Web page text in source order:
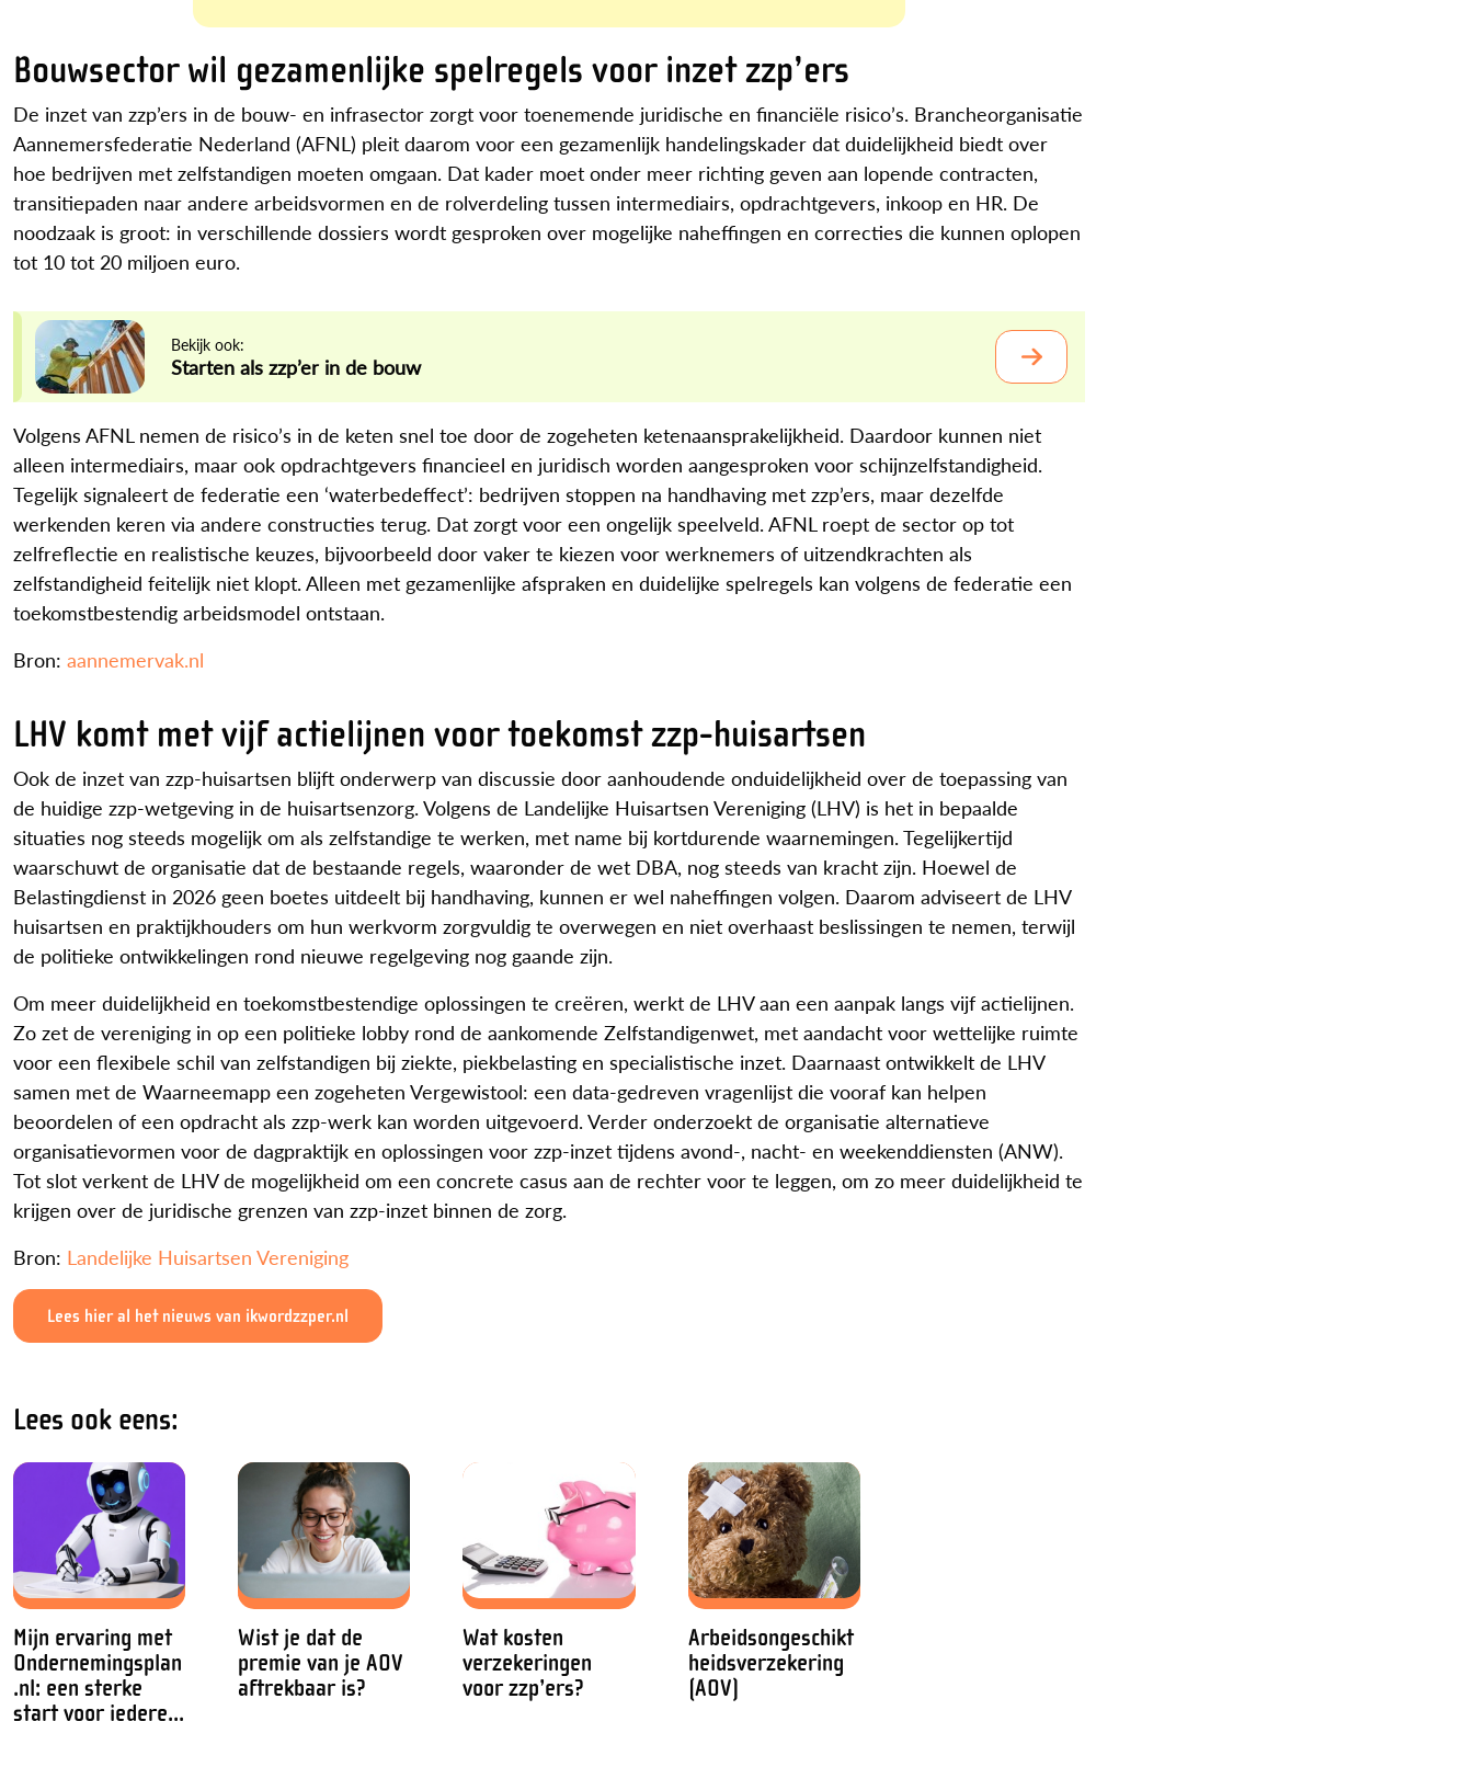
Bouwsector wil gezamenlijke spelregels voor inzet zzp’ers
De inzet van zzp’ers in de bouw- en infrasector zorgt voor toenemende juridische en financiële risico’s. Brancheorganisatie
Aannemersfederatie Nederland (AFNL) pleit daarom voor een gezamenlijk handelingskader dat duidelijkheid biedt over
hoe bedrijven met zelfstandigen moeten omgaan. Dat kader moet onder meer richting geven aan lopende contracten,
transitiepaden naar andere arbeidsvormen en de rolverdeling tussen intermediairs, opdrachtgevers, inkoop en HR. De
noodzaak is groot: in verschillende dossiers wordt gesproken over mogelijke naheffingen en correcties die kunnen oplopen
tot 10 tot 20 miljoen euro.
Bekijk ook:
Starten als zzp’er in de bouw
Volgens AFNL nemen de risico’s in de keten snel toe door de zogeheten ketenaansprakelijkheid. Daardoor kunnen niet
alleen intermediairs, maar ook opdrachtgevers financieel en juridisch worden aangesproken voor schijnzelfstandigheid.
Tegelijk signaleert de federatie een ‘waterbedeffect’: bedrijven stoppen na handhaving met zzp’ers, maar dezelfde
werkenden keren via andere constructies terug. Dat zorgt voor een ongelijk speelveld. AFNL roept de sector op tot
zelfreflectie en realistische keuzes, bijvoorbeeld door vaker te kiezen voor werknemers of uitzendkrachten als
zelfstandigheid feitelijk niet klopt. Alleen met gezamenlijke afspraken en duidelijke spelregels kan volgens de federatie een
toekomstbestendig arbeidsmodel ontstaan.
Bron: aannemervak.nl
LHV komt met vijf actielijnen voor toekomst zzp-huisartsen
Ook de inzet van zzp-huisartsen blijft onderwerp van discussie door aanhoudende onduidelijkheid over de toepassing van
de huidige zzp-wetgeving in de huisartsenzorg. Volgens de Landelijke Huisartsen Vereniging (LHV) is het in bepaalde
situaties nog steeds mogelijk om als zelfstandige te werken, met name bij kortdurende waarnemingen. Tegelijkertijd
waarschuwt de organisatie dat de bestaande regels, waaronder de wet DBA, nog steeds van kracht zijn. Hoewel de
Belastingdienst in 2026 geen boetes uitdeelt bij handhaving, kunnen er wel naheffingen volgen. Daarom adviseert de LHV
huisartsen en praktijkhouders om hun werkvorm zorgvuldig te overwegen en niet overhaast beslissingen te nemen, terwijl
de politieke ontwikkelingen rond nieuwe regelgeving nog gaande zijn.
Om meer duidelijkheid en toekomstbestendige oplossingen te creëren, werkt de LHV aan een aanpak langs vijf actielijnen.
Zo zet de vereniging in op een politieke lobby rond de aankomende Zelfstandigenwet, met aandacht voor wettelijke ruimte
voor een flexibele schil van zelfstandigen bij ziekte, piekbelasting en specialistische inzet. Daarnaast ontwikkelt de LHV
samen met de Waarneemapp een zogeheten Vergewistool: een data-gedreven vragenlijst die vooraf kan helpen
beoordelen of een opdracht als zzp-werk kan worden uitgevoerd. Verder onderzoekt de organisatie alternatieve
organisatievormen voor de dagpraktijk en oplossingen voor zzp-inzet tijdens avond-, nacht- en weekenddiensten (ANW).
Tot slot verkent de LHV de mogelijkheid om een concrete casus aan de rechter voor te leggen, om zo meer duidelijkheid te
krijgen over de juridische grenzen van zzp-inzet binnen de zorg.
Bron: Landelijke Huisartsen Vereniging
Lees hier al het nieuws van ikwordzzper.nl
Lees ook eens:
Mijn ervaring met
Ondernemingsplan
.nl: een sterke
start voor iedere...
Wist je dat de
premie van je AOV
aftrekbaar is?
Wat kosten
verzekeringen
voor zzp’ers?
Arbeidsongeschikt
heidsverzekering
(AOV)